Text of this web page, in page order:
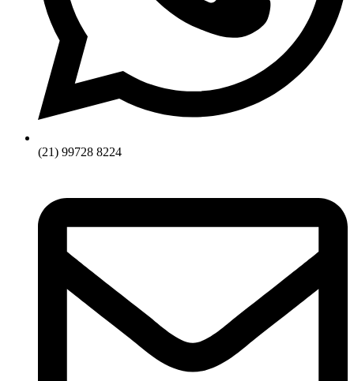
(21) 99728 8224